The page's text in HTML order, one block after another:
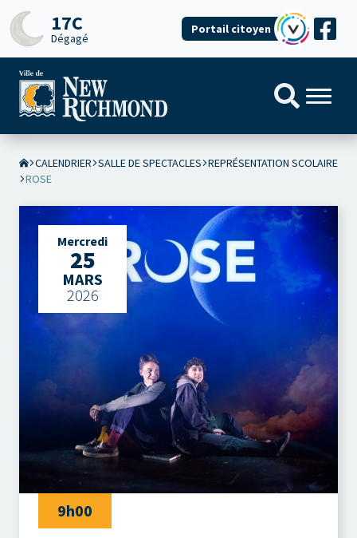
17C
Dégagé
Portail citoyen
CALENDRIER SALLE DE SPECTACLES REPRÉSENTATION SCOLAIRE
ROSE
Mercredi
25
MARS
2026
9h00